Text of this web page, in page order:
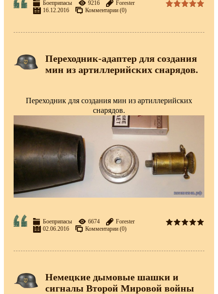
Боеприпасы 9216
Forester
16.12.2016
Комментарии (0)
Переходник-адаптер для создания
мин из артиллерийских снарядов.
Переходник для создания мин из артиллерийских
снарядов.
Боеприпасы 6674
Forester
02.06.2016
Комментарии (0)
Немецкие дымовые шашки и
сигналы Второй Мировой войны